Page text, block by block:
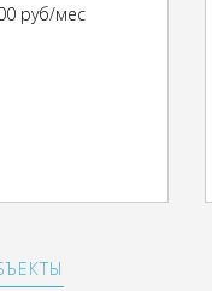
руб/мес